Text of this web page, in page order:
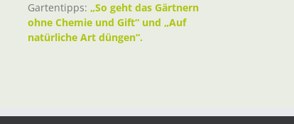
Gartentipps: „So geht das Gärtnern
ohne Chemie und Gift“ und „Auf
natürliche Art düngen“.